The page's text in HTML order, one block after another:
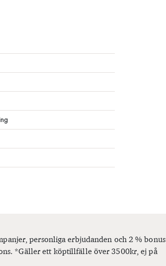
personliga erbjudanden och 2 % bonus
*Gäller ett köptillfälle över 3500kr, ej på